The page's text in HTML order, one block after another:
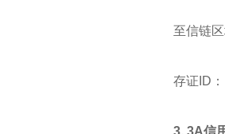
至信链
存证ID
3. 3A信